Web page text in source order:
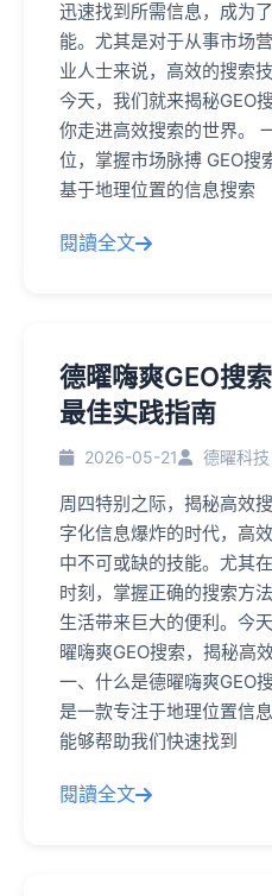
迅速找到所需信息，成为
能。尤其是对于从事市场
业人士来说，高效的搜索
今天，我们就来揭秘
你走进高效搜索的世界。
位，掌握市场脉搏 GEO搜
基于地理位置的信息搜索
閱讀全文
德曜嗨爽GEO搜
最佳实践指南
2026-05-21 德曜科技
周四特别之际，揭秘高效
字化信息爆炸的时代，高
中不可或缺的技能。尤其
时刻，掌握正确的搜索方
生活带来巨大的便利。今
曜嗨爽GEO搜索，揭秘高
一、什么是德曜嗨爽GEO
是一款专注于地理位置信
能够帮助我们快速找到
閱讀全文